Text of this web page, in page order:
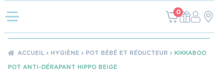
0
ACCUEIL HYGIÈNE POT BÉBÉ ET RÉDUCTEUR
KIKKABOO
POT ANTI-DÉRAPANT HIPPO BEIGE